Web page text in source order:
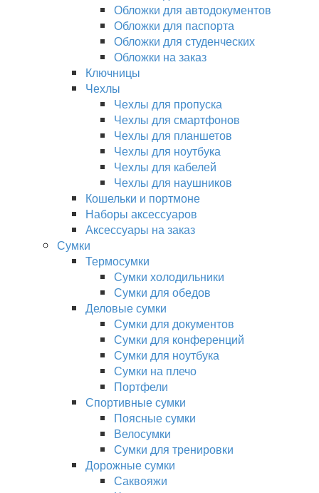
Обложки для автодокументов
Обложки для паспорта
Обложки для студенческих
Обложки на заказ
Ключницы
Чехлы
Чехлы для пропуска
Чехлы для смартфонов
Чехлы для планшетов
Чехлы для ноутбука
Чехлы для кабелей
Чехлы для наушников
Кошельки и портмоне
Наборы аксессуаров
Аксессуары на заказ
Сумки
Термосумки
Сумки холодильники
Сумки для обедов
Деловые сумки
Сумки для документов
Сумки для конференций
Сумки для ноутбука
Сумки на плечо
Портфели
Спортивные сумки
Поясные сумки
Велосумки
Сумки для тренировки
Дорожные сумки
Саквояжи